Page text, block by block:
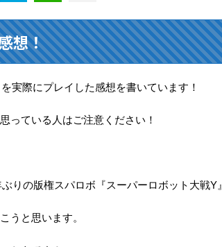
想！
を実際にプレイした感想を書いています！
っている人はご注意ください！
りの版権スパロボ『スーパーロボット大戦Y』
うと思います。